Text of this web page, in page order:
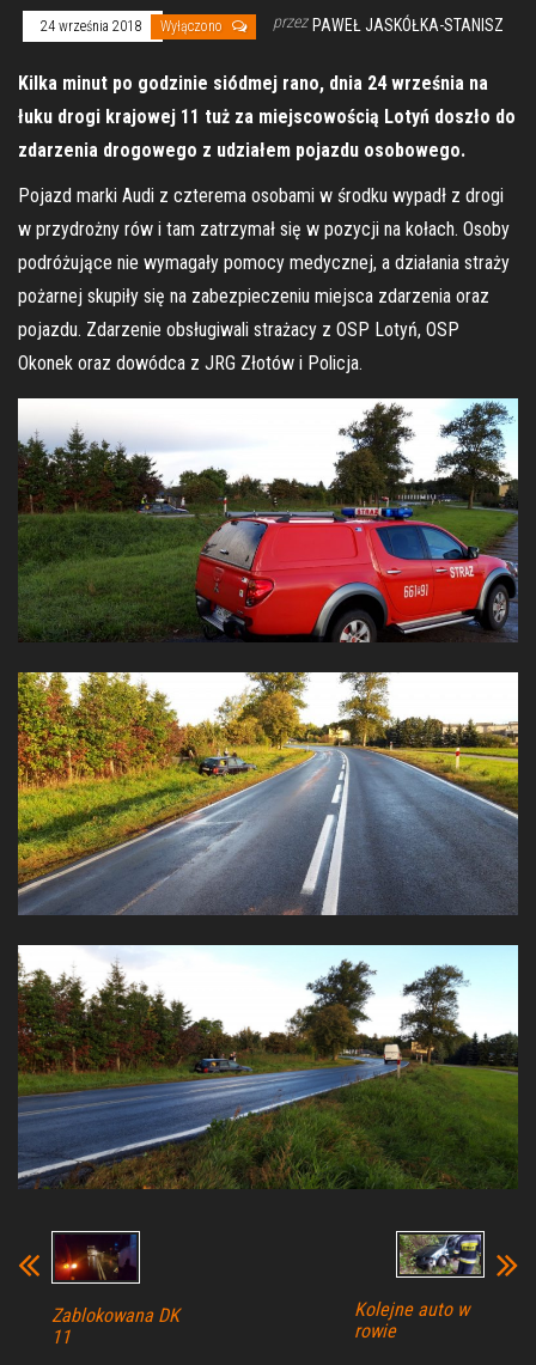
24 września 2018 Wyłączono przez PAWEŁ JASKÓŁKA-STANISZ
Kilka minut po godzinie siódmej rano, dnia 24 września na
łuku drogi krajowej 11 tuż za miejscowością Lotyń doszło do
zdarzenia drogowego z udziałem pojazdu osobowego.
Pojazd marki Audi z czterema osobami w środku wypadł z drogi
w przydrożny rów i tam zatrzymał się w pozycji na kołach. Osoby
podróżujące nie wymagały pomocy medycznej, a działania straży
pożarnej skupiły się na zabezpieczeniu miejsca zdarzenia oraz
pojazdu. Zdarzenie obsługiwali strażacy z OSP Lotyń, OSP
Okonek oraz dowódca z JRG Złotów i Policja.
Zablokowana DK
11
Kolejne auto w
rowie